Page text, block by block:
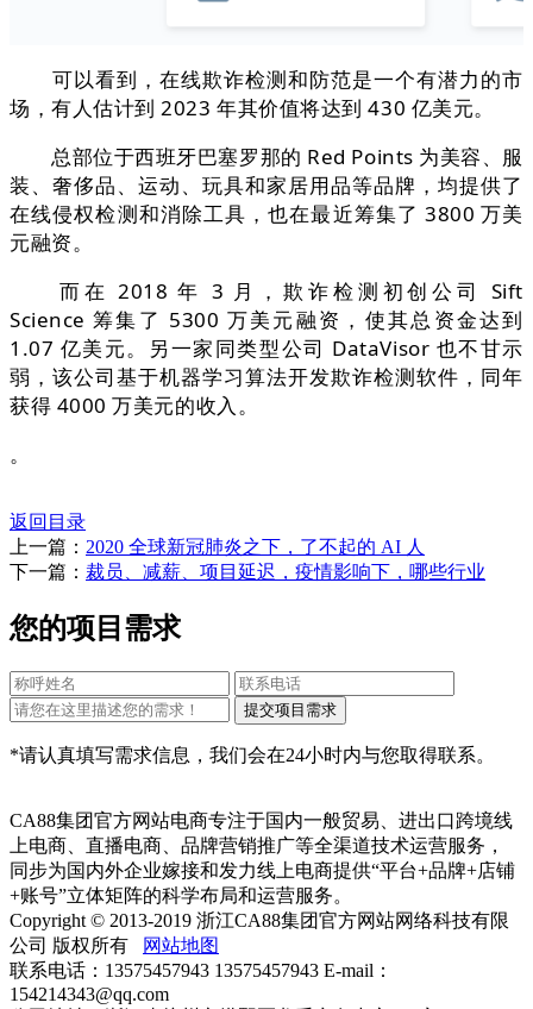
可以看到，在线欺诈检测和防范是一个有潜力的市
场，有人估计到 2023 年其价值将达到 430 亿美元。
总部位于西班牙巴塞罗那的 Red Points 为美容、服
装、奢侈品、运动、玩具和家居用品等品牌，均提供了
在线侵权检测和消除工具，也在最近筹集了 3800 万美
元融资。
而在 2018 年 3 月，欺诈检测初创公司 Sift
Science 筹集了 5300 万美元融资，使其总资金达到
1.07 亿美元。另一家同类型公司 DataVisor 也不甘示
弱，该公司基于机器学习算法开发欺诈检测软件，同年
获得 4000 万美元的收入。
。
返回目录
上一篇： 2020 全球新冠肺炎之下，了不起的 AI 人
下一篇： 裁员、减薪、项目延迟，疫情影响下，哪些行业
您的项目需求
*请认真填写需求信息，我们会在24小时内与您取得联系。
CA88集团官方网站电商专注于国内一般贸易、进出口跨境线
上电商、直播电商、品牌营销推广等全渠道技术运营服务，
同步为国内外企业嫁接和发力线上电商提供“平台+品牌+店铺
+账号”立体矩阵的科学布局和运营服务。
Copyright © 2013-2019 浙江CA88集团官方网站网络科技有限
公司 版权所有
网站地图
联系电话：13575457943 13575457943 E-mail：
154214343@qq.com